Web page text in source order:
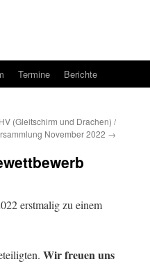
Termine Berichte
(Gleitschirm und Drachen) /
November 2022 →
erstmalig zu einem
Wir freuen uns